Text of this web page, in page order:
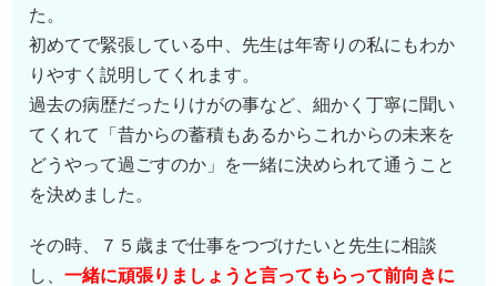
た。
初めてで緊張している中、先生は年寄りの私にもわか
りやすく説明してくれます。
過去の病歴だったりけがの事など、細かく丁寧に聞い
てくれて「昔からの蓄積もあるからこれからの未来を
どうやって過ごすのか」を一緒に決められて通うこと
を決めました。
その時、７５歳まで仕事をつづけたいと先生に相談
し、 一緒に頑張りましょうと言ってもらって前向きに